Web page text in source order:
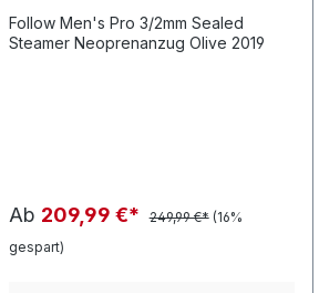
Follow Men's Pro 3/2mm Sealed
Steamer Neoprenanzug Olive 2019
Ab 209,99 €* 249,99 €* (16%
gespart)